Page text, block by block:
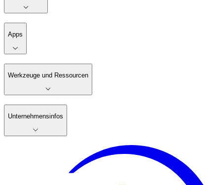
Apps
Werkzeuge und Ressourcen
Unternehmensinfos